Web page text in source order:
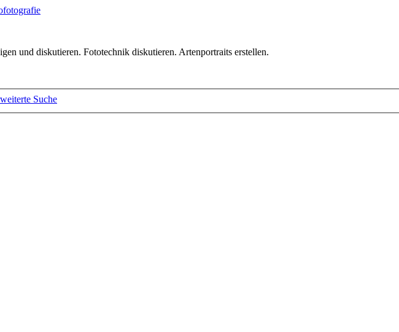
und diskutieren. Fototechnik diskutieren. Artenportraits erstellen.
Suche